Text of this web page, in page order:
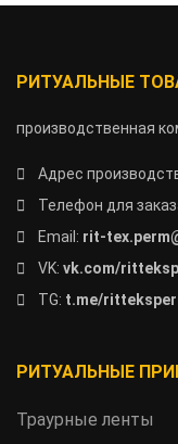
РИТУАЛЬНЫЕ
производственная
Адрес
Телефон для
Email: rit-
VK: vk.com/
TG: t.me/
РИТУАЛЬНЫЕ
Траурные ленты